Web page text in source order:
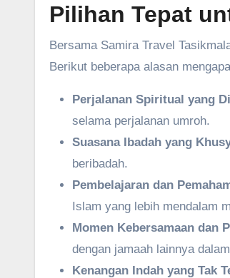
Pilihan Tepat
Bersama Samira Travel
Berikut beberapa alasan
Perjalanan Spiritual yang
selama perjalanan umroh.
Suasana Ibadah yang
beribadah.
Pembelajaran dan
Islam yang lebih mendalam
Momen Kebersamaan dan
dengan jamaah lainnya
Kenangan Indah yang Tak